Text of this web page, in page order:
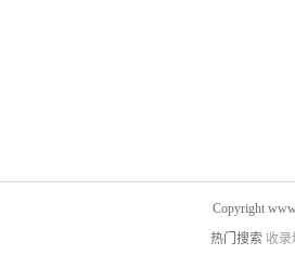
Copyright
热门搜索 收录